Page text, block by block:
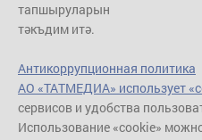
тапшыруларын
тәкъдим итә.
Антикоррупционная политика
АО «ТАТМЕДИА» использует
сервисов и удобства
Использование «cookie»